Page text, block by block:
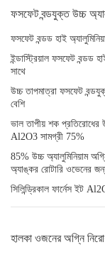
ফসফেট বন্ডযুক্ত উচ্চ
ফসফেট বন্ডড হাই
ইন্ডাস্ট্রিয়াল ফসফেট বন্ডড
সাথে
উচ্চ তাপমাত্রা ফসফেট
বেশি
ভাল তাপীয় শক প্রতিরোধের
Al2O3 সামগ্রী 75%
85% উচ্চ অ্যালুমিনিয়াম
অ্যাঙ্কর রোটারি ওভেনের
সিলিন্ড্রিকাল ফার্নেস ইট
হালকা ওজনের অগ্নি